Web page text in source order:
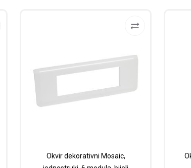
Okvir dekorativni Mosaic,